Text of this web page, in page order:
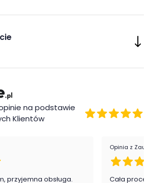
na podstawie
Klientów
przyjemna obsługa.
Opinia z
Cała